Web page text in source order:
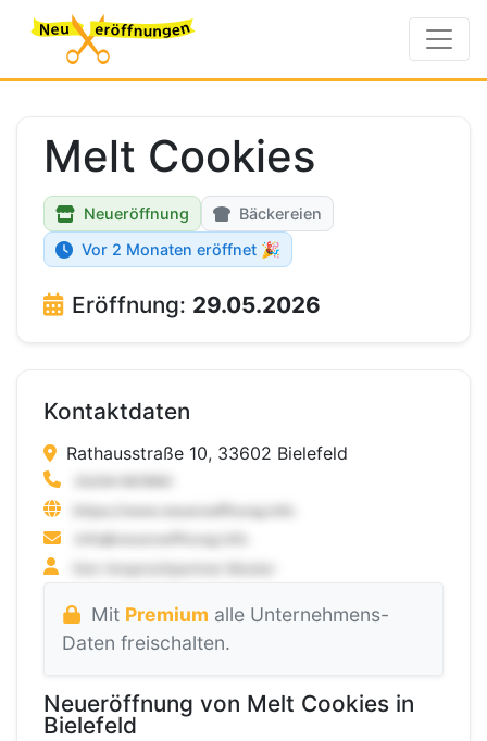
Melt Cookies
Neueröffnung
Bäckereien
Vor 2 Monaten eröffnet 🎉
Eröffnung: 29.05.2026
Kontaktdaten
Rathausstraße 10, 33602 Bielefeld
Mit Premium alle Unternehmens-
Daten freischalten.
Neueröffnung von Melt Cookies in
Bielefeld